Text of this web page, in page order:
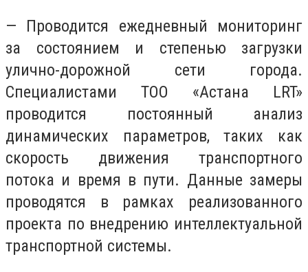
— Проводится ежедневный мониторинг
за состоянием и степенью загрузки
улично-дорожной сети города.
Специалистами ТОО «Астана LRT»
проводится постоянный анализ
динамических параметров, таких как
скорость движения транспортного
потока и время в пути. Данные замеры
проводятся в рамках реализованного
проекта по внедрению интеллектуальной
транспортной системы.